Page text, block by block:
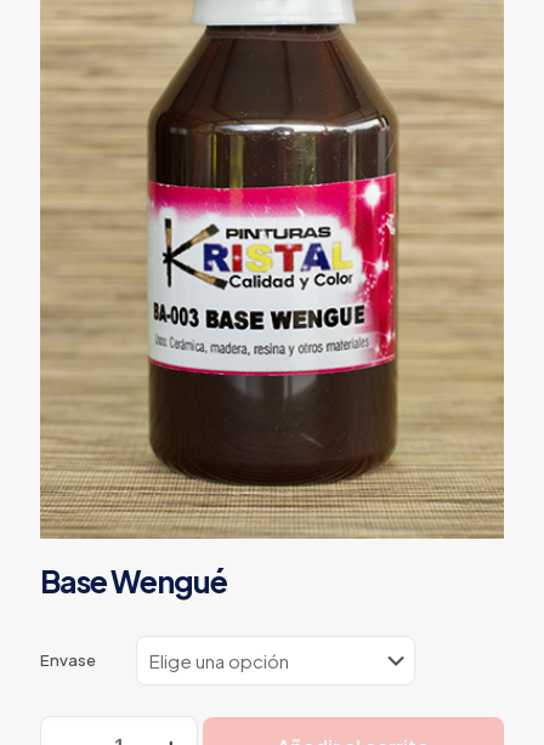
Base Wengué
Envase